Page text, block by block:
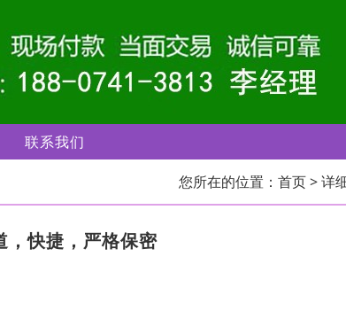
联系我们
您所在的位置： 首页> 详
，快捷，严格保密